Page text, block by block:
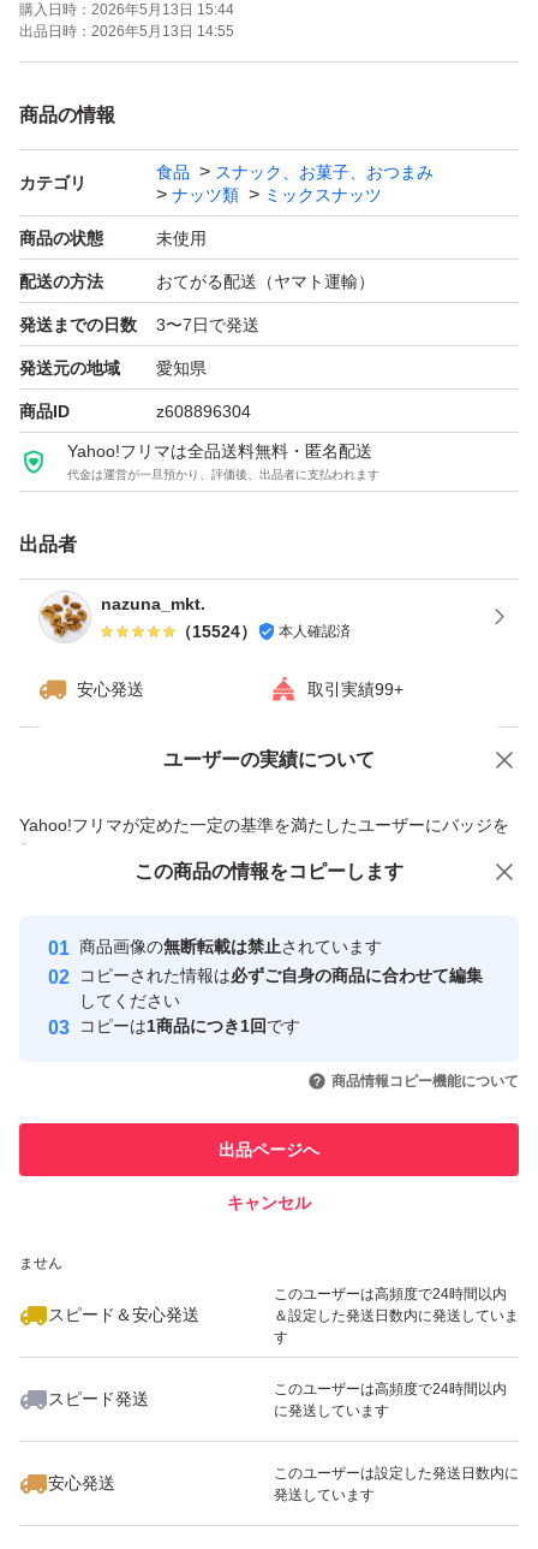
(画像の賞味期限はサンプルになります。ご注文を受けて
から製造します！)
アメリカ産ノンパレル種の素焼きアーモンド、アメリカ産
の生くるみ、ベトナム産の深煎りカシューナッツの3種ミ
ックスナッツです♪
通常より深煎りで香ばしいカシューナッツを使用しており
ます^ ^
★全てご注文いただいてから袋詰いたしますので、新鮮な
ナッツをお届けいたします^ - ^
★チャック付き袋でのお届けですので、保存にも便利！
もナッツがしけてしまう可能性がございます。ご理解・ご
了承下さい。
#素焼きアーモンド
#ドライフルーツ
#ナッツミックス
購入日時： 2026年5月13日 15:44
出品日時： 2026年5月13日 14:55
商品の情報
カテゴリ
食品
スナック、お菓子、おつまみ
ナッツ類
ミックスナッツ
商品の状態 未使用
配送の方法 おてがる配送（ヤマト運輸）
発送までの日数 3〜7日で発送
発送元の地域 愛知県
商品ID z608896304
Yahoo!フリマは全品送料無料・匿名配送
代金は運営が一旦預かり、評価後、出品者に支払われます
出品者
nazuna_mkt.
（15524） 本人確認済
安心発送 取引実績99+
ユーザーの実績について
Yahoo!フリマが定めた一定の基準を満たしたユーザーにバッジを
付与しています
安心取引出品者
心・安全なユーザーです
取引実績
引を完了させた実績があります
での取引実績があります
ません
スピード＆安心発送
このユーザーは高頻度で24時間以内
＆設定した発送日数内に発送していま
す
スピード発送
このユーザーは高頻度で24時間以内
に発送しています
安心発送
このユーザーは設定した発送日数内に
発送しています
価格の相談 商品への質問
この商品の情報をコピーします
商品画像の無断転載は禁止されています
コピーされた情報は必ずご自身の商品に合わせて編集
してください
コピーは1商品につき1回です
商品情報コピー機能について
出品ページへ
キャンセル
この商品をみている人にオススメ
いいね！
1,580